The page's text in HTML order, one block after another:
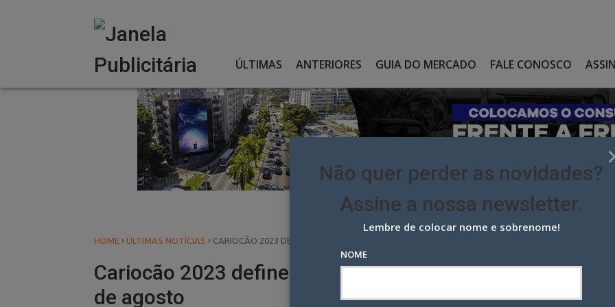
ÚLTIMAS ANTERIORES GUIA DO MERCADO FALE CONOSCO
HOME › ÚLTIMAS NOTÍCIAS › CARIOCÃO 2023 DEFINE SUAS CHAVES PARA O TORNEIO DE 26 DE AGOSTO
Cariocão 2023 define suas chaves para o torneio de 26
de agosto
Não quer perder as novidades?
Assine a nossa newsletter.
Lembre de colocar nome e sobrenome!
NOME